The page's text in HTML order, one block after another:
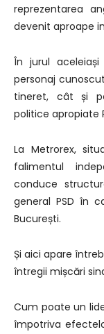
reprezentarea
devenit aproape
În jurul aceleiași
personaj
tineret, cât și
politice apropiate
La Metrorex,
falimentul
conduce
general PSD în
București.
Și aici apare
întregii mișcări
Cum poate un
împotriva